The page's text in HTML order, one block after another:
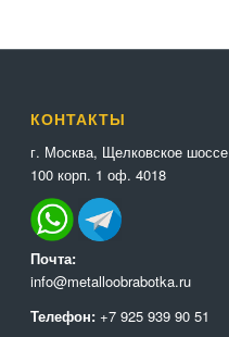
КОНТАКТЫ
г. Москва, Щелковское шоссе
100 корп. 1 оф. 4018
Почта:
info@metalloobrabotka.ru
Телефон: +7 925 939 90 51